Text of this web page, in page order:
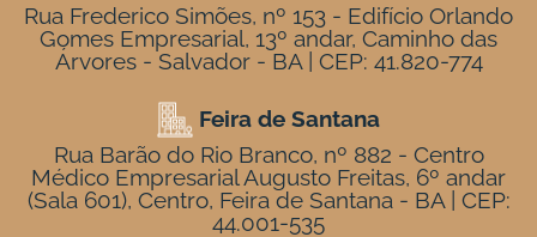
Rua Frederico Simões, nº 153 - Edifício Orlando
Gomes Empresarial, 13º andar, Caminho das
Árvores - Salvador - BA | CEP: 41.820-774
Feira de Santana
Rua Barão do Rio Branco, nº 882 - Centro
Médico Empresarial Augusto Freitas, 6º andar
(Sala 601), Centro, Feira de Santana - BA | CEP:
44.001-535